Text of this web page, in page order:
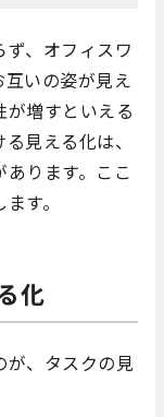
、オフィスワ
いの姿が見え
増すといえる
見える化は、
ります。ここ
す。
化
が、タスクの見